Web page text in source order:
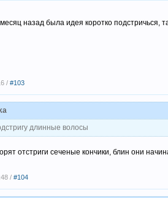
назад была идея коротко подстричься,
/ #103
длинные волосы
отстриги сеченые кончики, блин они
/ #104